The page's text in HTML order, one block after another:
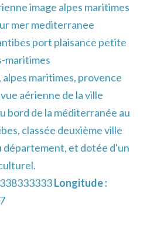
image alpes maritimes
mer mediterranee
port plaisance petite
maritimes
maritimes, provence
aérienne de la ville
bord de la méditerranée au
classée deuxième ville
département, et dotée d'un
Longitude :